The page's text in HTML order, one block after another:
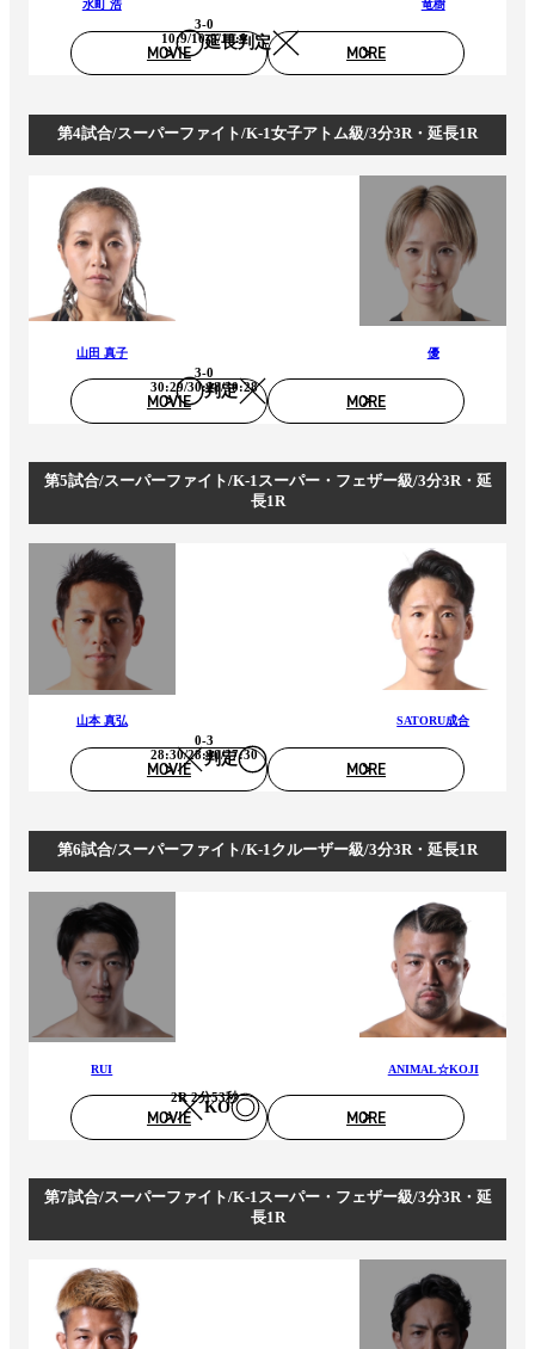
水町 浩
延長判定
3-0
10:9/10:9/10:9
竜樹
MOVIE MORE
第4試合/スーパーファイト/K-1女子アトム級/3分3R・延長1R
山田 真子
判定
3-0
30:29/30:28/30:28
優
MOVIE MORE
第5試合/スーパーファイト/K-1スーパー・フェザー級/3分3R・延
長1R
山本 真弘
判定
0-3
28:30/28:30/27:30
SATORU成合
MOVIE MORE
第6試合/スーパーファイト/K-1クルーザー級/3分3R・延長1R
RUI
KO
2R 2分53秒
ANIMAL☆KOJI
MOVIE MORE
第7試合/スーパーファイト/K-1スーパー・フェザー級/3分3R・延
長1R